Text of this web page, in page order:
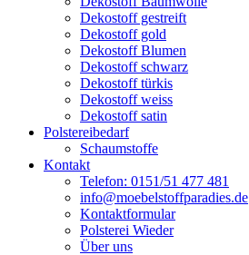
Dekostoff gestreift
Dekostoff gold
Dekostoff Blumen
Dekostoff schwarz
Dekostoff türkis
Dekostoff weiss
Dekostoff satin
Polstereibedarf
Schaumstoffe
Kontakt
Telefon: 0151/51 477 481
info@moebelstoffparadies.de
Kontaktformular
Polsterei Wieder
Über uns